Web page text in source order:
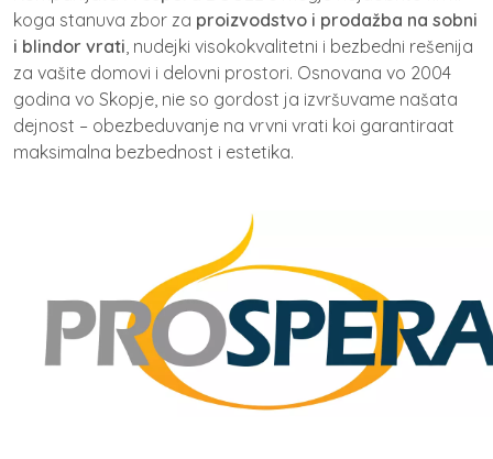
koga stanuva zbor za proizvodstvo i prodažba na sobni
i blindor vrati , nudejki visokokvalitetni i bezbedni rešenija
za vašite domovi i delovni prostori. Osnovana vo 2004
godina vo Skopje, nie so gordost ja izvršuvame našata
dejnost – obezbeduvanje na vrvni vrati koi garantiraat
maksimalna bezbednost i estetika.